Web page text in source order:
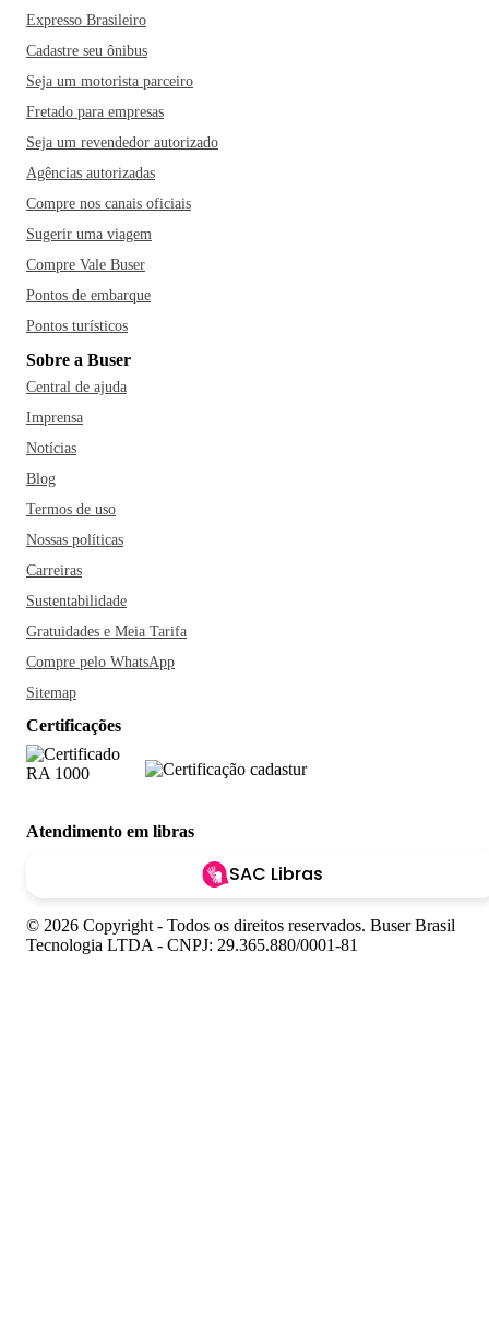
Expresso Brasileiro
Cadastre seu ônibus
Seja um motorista parceiro
Fretado para empresas
Seja um revendedor autorizado
Agências autorizadas
Compre nos canais oficiais
Sugerir uma viagem
Compre Vale Buser
Pontos de embarque
Pontos turísticos
Sobre a Buser
Central de ajuda
Imprensa
Notícias
Blog
Termos de uso
Nossas políticas
Carreiras
Sustentabilidade
Gratuidades e Meia Tarifa
Compre pelo WhatsApp
Sitemap
Certificações
Atendimento em libras
SAC Libras
© 2026 Copyright - Todos os direitos reservados. Buser Brasil
Tecnologia LTDA - CNPJ: 29.365.880/0001-81